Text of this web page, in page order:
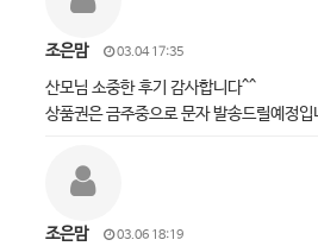
조은맘 03.04 17:35
산모님 소중한 후기 감사합니다^^
상품권은 금주중으로 문자 발송드릴예정입
조은맘 03.06 18:19